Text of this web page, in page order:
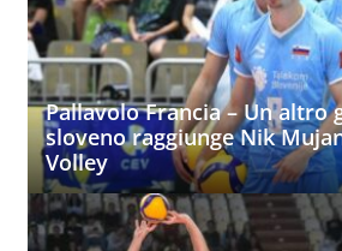
Pallavolo Francia – Un altro
sloveno raggiunge Nik
Volley